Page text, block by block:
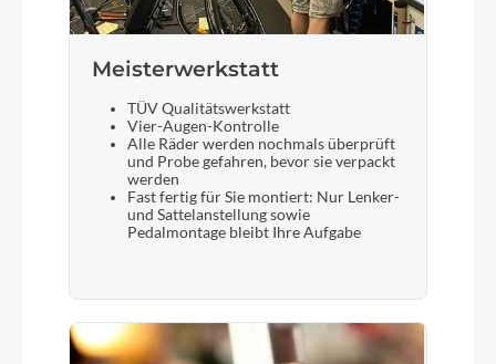
Meisterwerkstatt
TÜV Qualitätswerkstatt
Vier-Augen-Kontrolle
Alle Räder werden nochmals überprüft
und Probe gefahren, bevor sie verpackt
werden
Fast fertig für Sie montiert: Nur Lenker-
und Sattelanstellung sowie
Pedalmontage bleibt Ihre Aufgabe